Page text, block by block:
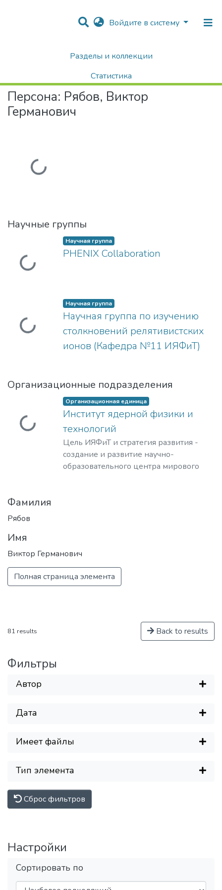
Войдите в систему
Разделы и коллекции
Статистика
Поиск
Авторы Университета
Персона: Рябов, Виктор
Германович
Загружается...
Научные группы
Загружается...
Научная группа
PHENIX Collaboration
Загружается...
Научная группа
Научная группа по изучению
столкновений релятивистских
ионов (Кафедра №11 ИЯФиТ)
Организационные подразделения
Загружается...
Организационная единица
Институт ядерной физики и
технологий
Цель ИЯФиТ и стратегия развития -
создание и развитие научно-
образовательного центра мирового
Фамилия
Рябов
Имя
Виктор Германович
Полная страница элемента
81 results Back to results
Фильтры
Автор
Дата
Имеет файлы
Тип элемента
Сброс фильтров
Настройки
Сортировать по